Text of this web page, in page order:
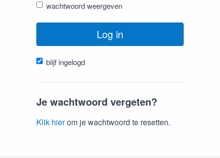
wachtwoord weergeven
Log in
blijf ingelogd
Je wachtwoord vergeten?
Klik hierom je wachtwoord te resetten.